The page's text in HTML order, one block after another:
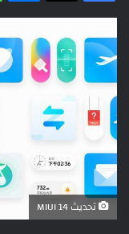
تحديث MIUI 14